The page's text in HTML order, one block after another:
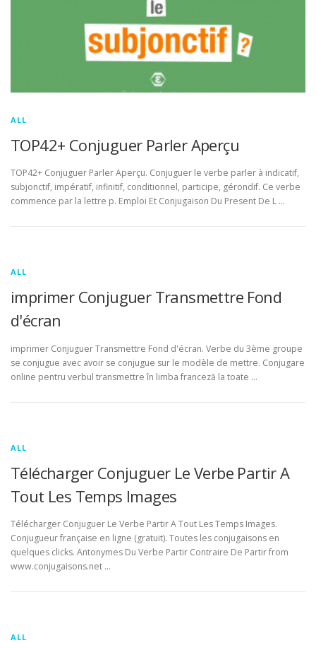
ALL
TOP42+ Conjuguer Parler Aperçu
TOP42+ Conjuguer Parler Aperçu. Conjuguer le verbe parler à indicatif,
subjonctif, impératif, infinitif, conditionnel, participe, gérondif. Ce verbe
commence par la lettre p. Emploi Et Conjugaison Du Present De L …
ALL
imprimer Conjuguer Transmettre Fond
d'écran
imprimer Conjuguer Transmettre Fond d'écran. Verbe du 3ème groupe
se conjugue avec avoir se conjugue sur le modèle de mettre. Conjugare
online pentru verbul transmettre în limba franceză la toate …
ALL
Télécharger Conjuguer Le Verbe Partir A
Tout Les Temps Images
Télécharger Conjuguer Le Verbe Partir A Tout Les Temps Images.
Conjugueur française en ligne (gratuit). Toutes les conjugaisons en
quelques clicks. Antonymes Du Verbe Partir Contraire De Partir from
www.conjugaisons.net …
ALL